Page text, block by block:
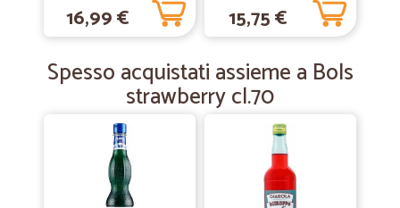
16,99 € 15,75 €
Spesso acquistati assieme a Bols
strawberry cl.70